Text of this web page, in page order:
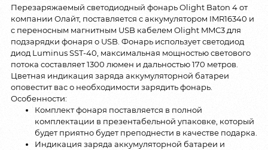
Перезаряжаемый светодиодный фонарь Olight Baton 4 от
компании Олайт, поставляется с аккумулятором IMR16340 и
с переносным магнитным USB кабелем Olight MMC3 для
подзарядки фонаря о USB. Фонарь использует светодиод
диод Luminus SST-40, максимальная мощностью светового
потока составляет 1300 люмен и дальностью 170 метров.
Цветная индикация заряда аккумуляторной батареи
оповестит вас о необходимости зарядить фонарь.
Особенности:
Комплект фонаря поставляется в полной
комплектации в презентабельной упаковке, который
будет приятно будет преподнести в качестве подарка.
Индикация заряда аккумуляторной батареи и